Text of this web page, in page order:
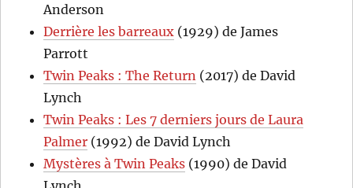
Anderson
Derrière les barreaux (1929) de James
Parrott
Twin Peaks : The Return (2017) de David
Lynch
Twin Peaks : Les 7 derniers jours de Laura
Palmer (1992) de David Lynch
Mystères à Twin Peaks (1990) de David